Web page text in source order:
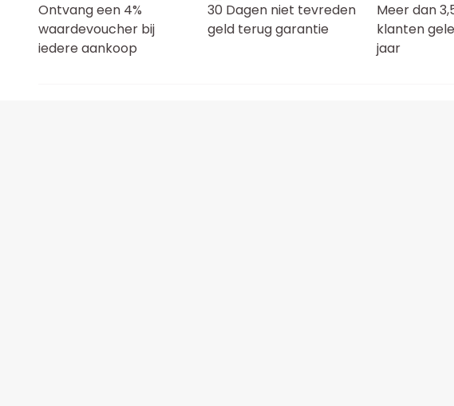
Ontvang een 4%
waardevoucher bij
iedere aankoop
30 Dagen niet tevreden
geld terug garantie
Meer dan
klanten
jaar